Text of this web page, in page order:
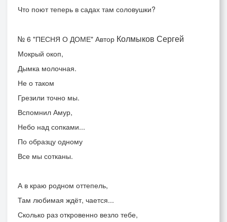
Что поют теперь в садах там соловушки?
№ 6 "ПЕСНЯ О ДОМЕ" Автор Колмыков Сергей
Мокрый окоп,
Дымка молочная.
Не о таком
Грезили точно мы.
Вспомнил Амур,
Небо над сопками...
По образцу одному
Все мы сотканы.
А в краю родном оттепель,
Там любимая ждёт, чается...
Сколько раз откровенно везло тебе,